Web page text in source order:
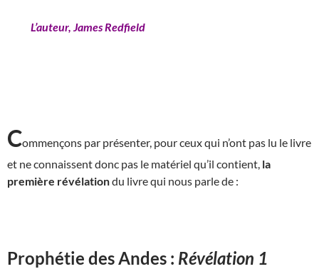
L’auteur, James Redfield
Commençons par présenter, pour ceux qui n’ont pas lu le livre
et ne connaissent donc pas le matériel qu’il contient, la
première révélationdu livre qui nous parle de :
Prophétie des Andes : Révélation 1